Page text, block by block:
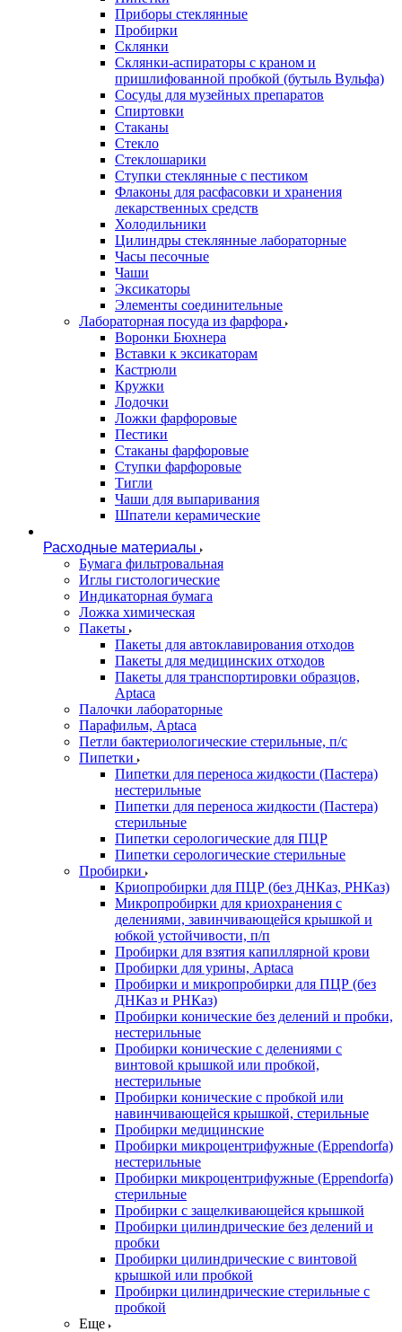
Приборы стеклянные
Пробирки
Склянки
Склянки-аспираторы с краном и
пришлифованной пробкой (бутыль Вульфа)
Сосуды для музейных препаратов
Спиртовки
Стаканы
Стекло
Стеклошарики
Ступки стеклянные с пестиком
Флаконы для расфасовки и хранения
лекарственных средств
Холодильники
Цилиндры стеклянные лабораторные
Часы песочные
Чаши
Эксикаторы
Элементы соединительные
Лабораторная посуда из фарфора
Воронки Бюхнера
Вставки к эксикаторам
Кастрюли
Кружки
Лодочки
Ложки фарфоровые
Пестики
Стаканы фарфоровые
Ступки фарфоровые
Тигли
Чаши для выпаривания
Шпатели керамические
Расходные материалы
Бумага фильтровальная
Иглы гистологические
Индикаторная бумага
Ложка химическая
Пакеты
Пакеты для автоклавирования отходов
Пакеты для медицинских отходов
Пакеты для транспортировки образцов,
Aptaca
Палочки лабораторные
Парафильм, Aptaca
Петли бактериологические стерильные, п/с
Пипетки
Пипетки для переноса жидкости (Пастера)
нестерильные
Пипетки для переноса жидкости (Пастера)
стерильные
Пипетки серологические для ПЦР
Пипетки серологические стерильные
Пробирки
Криопробирки для ПЦР (без ДНКаз, РНКаз)
Микропробирки для криохранения с
делениями, завинчивающейся крышкой и
юбкой устойчивости, п/п
Пробирки для взятия капиллярной крови
Пробирки для урины, Aptaca
Пробирки и микропробирки для ПЦР (без
ДНКаз и РНКаз)
Пробирки конические без делений и пробки,
нестерильные
Пробирки конические с делениями с
винтовой крышкой или пробкой,
нестерильные
Пробирки конические с пробкой или
навинчивающейся крышкой, стерильные
Пробирки медицинские
Пробирки микроцентрифужные (Eppendorfа)
нестерильные
Пробирки микроцентрифужные (Eppendorfа)
стерильные
Пробирки с защелкивающейся крышкой
Пробирки цилиндрические без делений и
пробки
Пробирки цилиндрические с винтовой
крышкой или пробкой
Пробирки цилиндрические стерильные с
пробкой
Еще